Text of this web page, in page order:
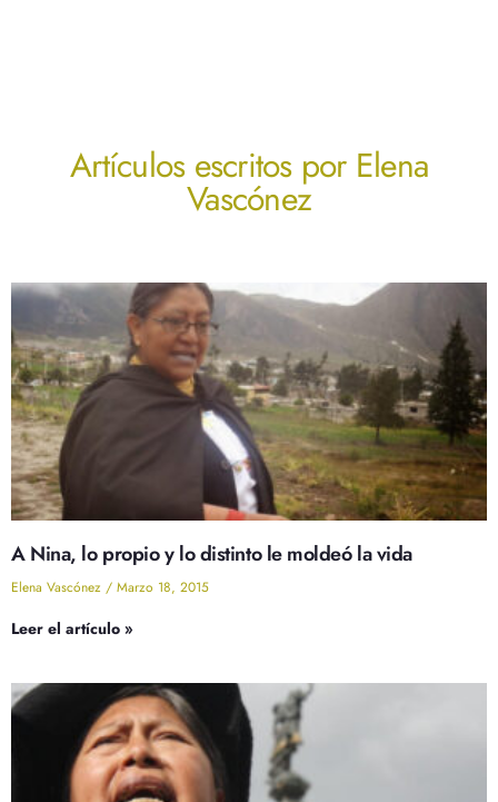
Artículos escritos por Elena
Vascónez
A Nina, lo propio y lo distinto le moldeó la vida
Elena Vascónez Marzo 18, 2015
Leer el artículo »